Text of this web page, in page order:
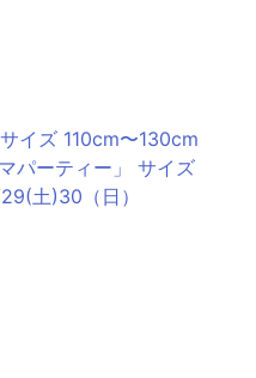
パーティー」 サイズ
土)30（日）